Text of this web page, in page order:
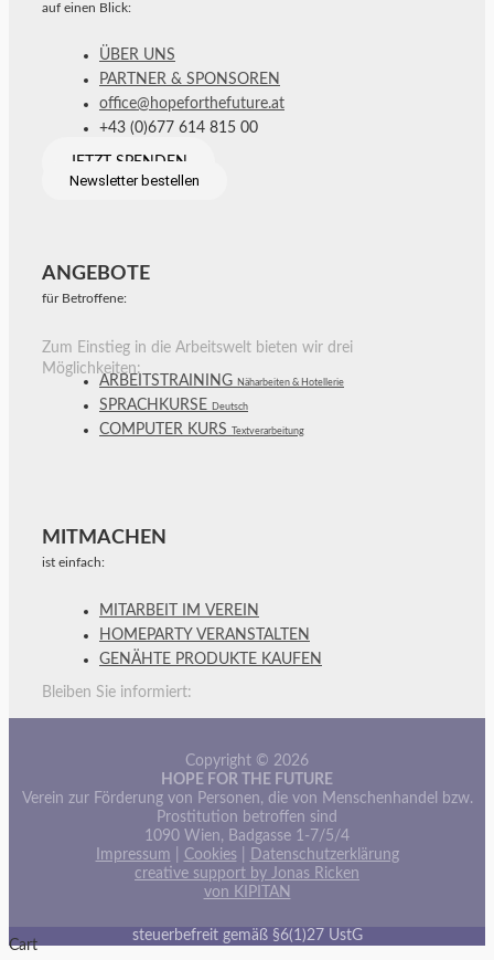
auf einen Blick:
ÜBER UNS
PARTNER & SPONSOREN
office@hopeforthefuture.at
+43 (0)677 614 815 00
JETZT SPENDEN
Newsletter bestellen
ANGEBOTE
für Betroffene:
Zum Einstieg in die Arbeitswelt bieten wir drei
Möglichkeiten:
ARBEITSTRAINING Näharbeiten & Hotellerie
SPRACHKURSE Deutsch
COMPUTER KURS Textverarbeitung
MITMACHEN
ist einfach:
MITARBEIT IM VEREIN
HOMEPARTY VERANSTALTEN
GENÄHTE PRODUKTE KAUFEN
Bleiben Sie informiert:
Copyright © 2026
HOPE FOR THE FUTURE
Verein zur Förderung von Personen, die von Menschenhandel bzw.
Prostitution betroffen sind
1090 Wien, Badgasse 1-7/5/4
Impressum
Cookies|
Datenschutzerklärung
creative support by Jonas Ricken
von KIPITAN
steuerbefreit gemäß §6(1)27 UstG
Cart